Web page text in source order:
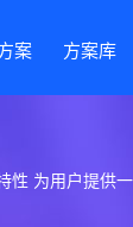
案 方案库
性 为用户提供